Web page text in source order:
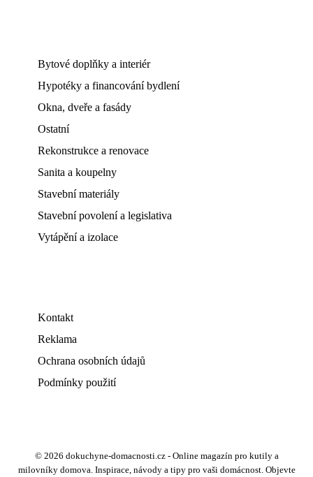
Bytové doplňky a interiér
Hypotéky a financování bydlení
Okna, dveře a fasády
Ostatní
Rekonstrukce a renovace
Sanita a koupelny
Stavební materiály
Stavební povolení a legislativa
Vytápění a izolace
Kontakt
Reklama
Ochrana osobních údajů
Podmínky použití
© 2026 dokuchyne-domacnosti.cz - Online magazín pro kutily a
milovníky domova. Inspirace, návody a tipy pro vaši domácnost. Objevte